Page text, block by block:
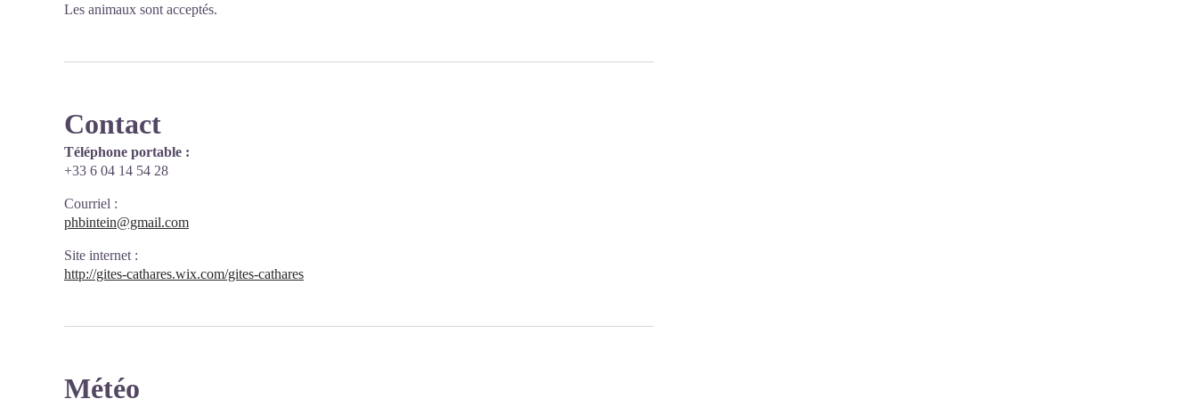
Les animaux sont acceptés.
Contact
Téléphone portable :
+33 6 04 14 54 28
Courriel :
phbintein@gmail.com
Site internet :
http://gites-cathares.wix.com/gites-cathares
Météo